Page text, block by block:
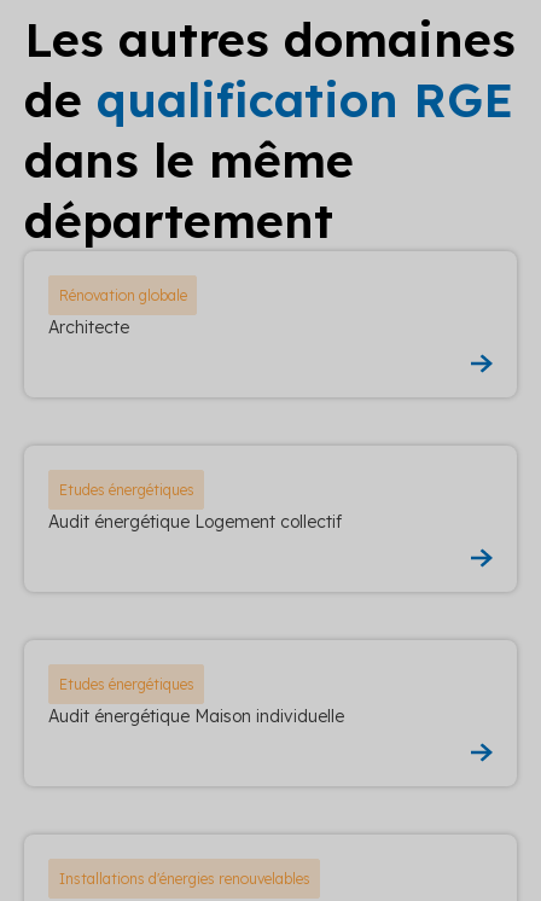
Les autres domaines
de qualification RGE
dans le même
département
Rénovation globale
Architecte
Etudes énergétiques
Audit énergétique Logement collectif
Etudes énergétiques
Audit énergétique Maison individuelle
Installations d'énergies renouvelables